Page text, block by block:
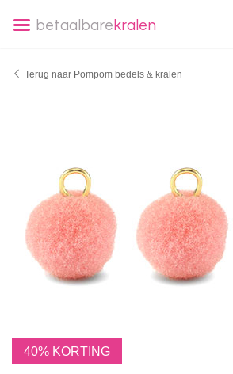
betaalbare kralen
Terug naar Pompom bedels & kralen
40% KORTING